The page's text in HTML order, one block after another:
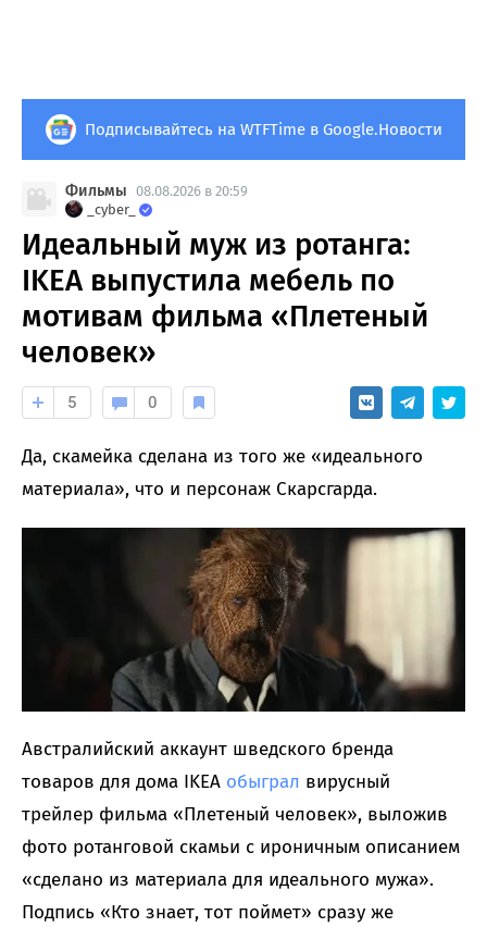
Подписывайтесь на WTFTime в Google.Новости
Фильмы 08.08.2026 в 20:59
_cyber_
Идеальный муж из ротанга:
IKEA выпустила мебель по
мотивам фильма «Плетеный
человек»
5 0
Да, скамейка сделана из того же «идеального
материала», что и персонаж Скарсгарда.
Австралийский аккаунт шведского бренда
товаров для дома IKEA обыграл вирусный
трейлер фильма «Плетеный человек», выложив
фото ротанговой скамьи с ироничным описанием
«сделано из материала для идеального мужа».
Подпись «Кто знает, тот поймет» сразу же